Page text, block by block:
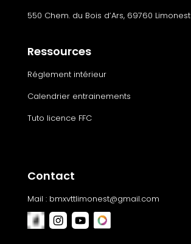
550 Chem. du Bois d’Ars, 69760 Limonest
Ressources
Réglement intérieur
Calendrier entrainements
Tuto licence FFC
Contact
Mail : bmxvttlimonest@gmail.com